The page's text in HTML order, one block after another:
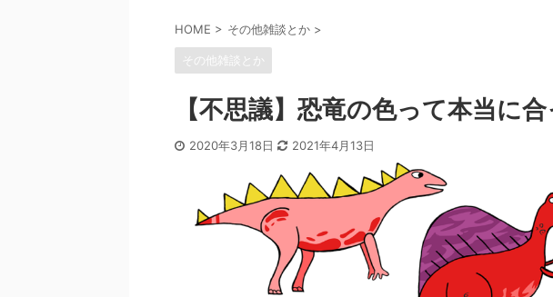
HOME > その他雑談とか >
その他雑談とか
【不思議】恐竜の色って本当に
2020年3月18日 2021年4月13日